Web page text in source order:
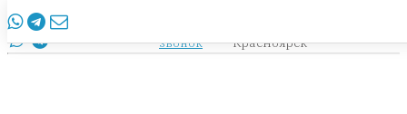
info@artmillenium.ru
звонок
Красноярск